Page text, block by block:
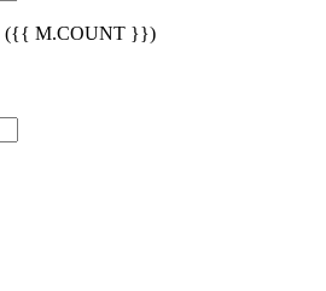
({{ M.COUNT }})